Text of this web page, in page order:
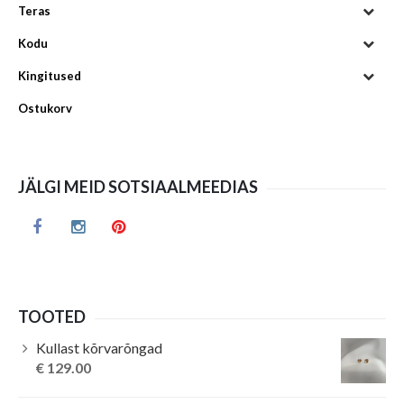
Teras
Kodu
Kingitused
Ostukorv
JÄLGI MEID SOTSIAALMEEDIAS
TOOTED
Kullast kõrvarõngad
€ 129.00